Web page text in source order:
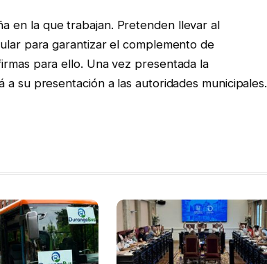
en la que trabajan. Pretenden llevar al
para garantizar el complemento de
para ello. Una vez presentada la
su presentación a las autoridades municipales.